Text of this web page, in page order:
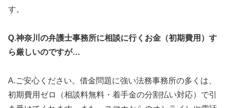
す。
Q.神奈川の弁護士事務所に相談に行くお金（初期費用）す
ら厳しいのですが…
A.ご安心ください。借金問題に強い法務事務所の多くは、
初期費用ゼロ（相談料無料・着手金の分割払い対応）で引